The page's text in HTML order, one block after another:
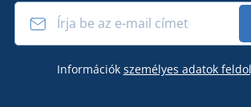
Információk személyes adatok